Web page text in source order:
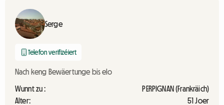
Serge
Telefon verifizéiert
Nach keng Bewäertunge bis elo
Wunnt zu :
PERPIGNAN (Frankräich)
Alter:
51 Joer